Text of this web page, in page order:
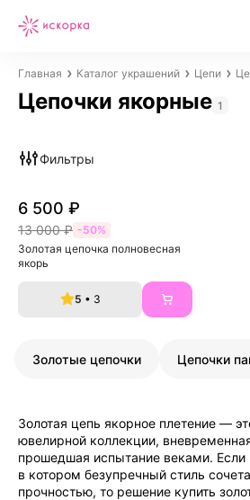
Главная Каталог украшений Цепи
Цепочки якорные 1
Фильтры
6 500 ₽
13 000 ₽ -50%
Золотая цепочка полновесная
якорь
5 • 3
Золотые цепочки Цепочки
Золотая цепь якорное плетение —
ювелирной коллекции,
прошедшая испытание веками.
в котором безупречный стиль
прочностью, то решение купить